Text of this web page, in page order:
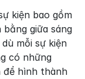
kiện bao gồm
giữa sáng
mỗi sự kiện
có những
để hình thành